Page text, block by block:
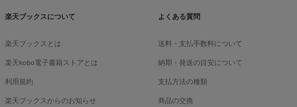
楽天ブックスについて
楽天ブックスとは
楽天kobo電子書籍ストアとは
利用規約
楽天ブックスからのお知らせ
よくある質問
送料・支払手数料について
納期・発送の目安について
支払方法の種類
商品の交換